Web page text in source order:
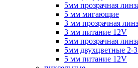
5мм прозрачная
5 мм мигающие
3 мм прозрачная
3 мм питание 12V
5мм прозрачная
5мм двухцветные 2-
5 мм питание 12V